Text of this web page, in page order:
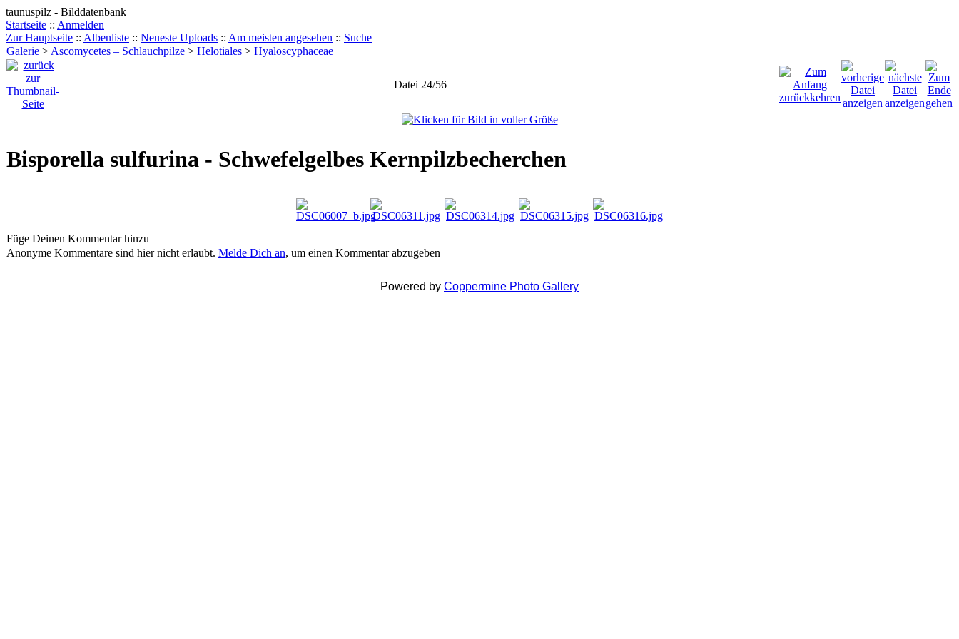
taunuspilz - Bilddatenbank
Startseite :: Anmelden
Zur Hauptseite :: Albenliste :: Neueste Uploads :: Am meisten angesehen :: Suche
Galerie > Ascomycetes – Schlauchpilze > Helotiales > Hyaloscyphaceae
Datei 24/56
Bisporella sulfurina - Schwefelgelbes Kernpilzbecherchen
Füge Deinen Kommentar hinzu
Anonyme Kommentare sind hier nicht erlaubt. Melde Dich an, um einen Kommentar abzugeben
Powered by Coppermine Photo Gallery